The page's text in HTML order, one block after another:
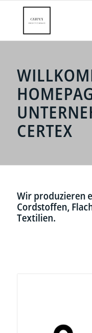
CERTEX
Wir produzieren
Cordstoffen,
Textilien.